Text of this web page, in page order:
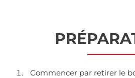
Commencer par retirer le